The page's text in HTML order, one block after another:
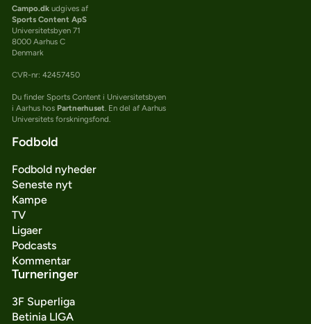
Campo.dkudgives af
Sports Content ApS
Universitetsbyen 71
8000 Aarhus C
Denmark
CVR-nr: 42457450
Du finder Sports Content i Universitetsbyen
i Aarhus hos Partnerhuset. En del af Aarhus
Universitets forskningsfond.
Fodbold
Fodbold nyheder
Seneste nyt
Kampe
TV
Ligaer
Podcasts
Kommentar
Turneringer
3F Superliga
Betinia LIGA